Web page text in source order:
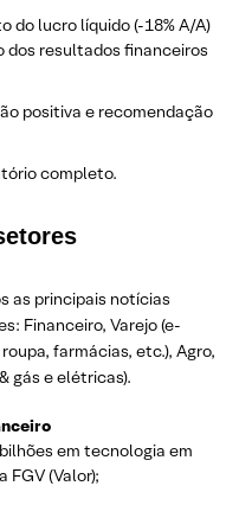
do lucro líquido (-18% A/A)
dos resultados financeiros
positiva e recomendação
completo.
as principais notícias
Financeiro, Varejo(e-
farmácias, etc.), Agro,
gás e elétricas).
em tecnologia em
FGV (Valor);